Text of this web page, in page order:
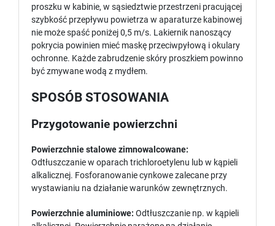
proszku w kabinie, w sąsiedztwie przestrzeni pracującej
szybkość przepływu powietrza w aparaturze kabinowej
nie może spaść poniżej 0,5 m/s. Lakiernik nanoszący
pokrycia powinien mieć maskę przeciwpyłową i okulary
ochronne. Każde zabrudzenie skóry proszkiem powinno
być zmywane wodą z mydłem.
SPOSÓB STOSOWANIA
Przygotowanie powierzchni
Powierzchnie stalowe zimnowalcowane:
Odtłuszczanie w oparach trichloroetylenu lub w kąpieli
alkalicznej. Fosforanowanie cynkowe zalecane przy
wystawianiu na działanie warunków zewnętrznych.
Powierzchnie aluminiowe: Odtłuszczanie np. w kąpieli